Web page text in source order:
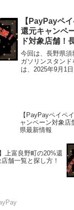
分の商品券が買
画...
【PayPayペ
還元キャンペ
ド対象店舗！
今回は、長野県須
ガソリンスタン
は、2025年9月1
【PayPayペイペ
ャンペーン対象店
県最新情報
上富良野町の20%還
舗一覧と探し方！